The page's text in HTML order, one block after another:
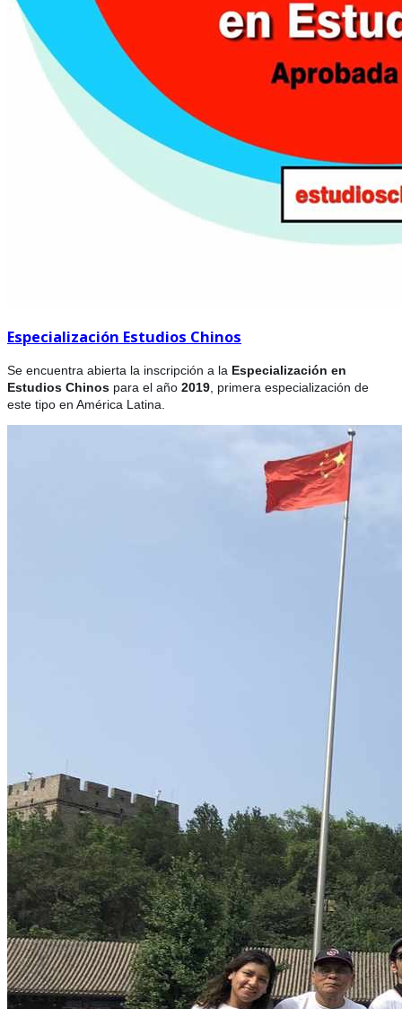
Especialización Estudios Chinos
Se encuentra abierta la inscripción a la Especialización en
Estudios Chinos para el año 2019 , primera especialización de
este tipo en América Latina.